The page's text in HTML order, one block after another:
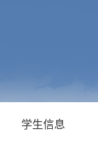
学生信息